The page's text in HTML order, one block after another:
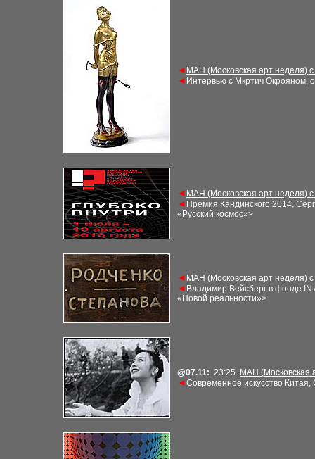
◄ МАН (Московская арт неделя)
◄ Интервью с Мкртич Окрояном,
◄ МАН (Московская арт неделя)
◄ Премия Кандинского 2014,
«Русский космос»>
◄ МАН (Московская арт неделя)
◄ Владимир Вейсберг в фонде IN
«Новой реальности»>
@07.11: 23:25 МАН (Московская
◄Современное искусство